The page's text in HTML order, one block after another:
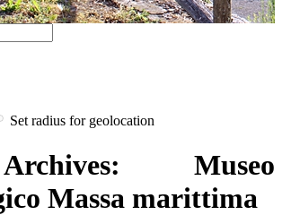
Set radius for geolocation
Museo
Massa marittima